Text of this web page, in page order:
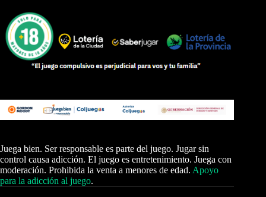
Juega bien. Ser responsable es parte del juego. Jugar sin
control causa adicción. El juego es entretenimiento. Juega con
moderación. Prohibida la venta a menores de edad. Apoyo
para la adicción al juego.